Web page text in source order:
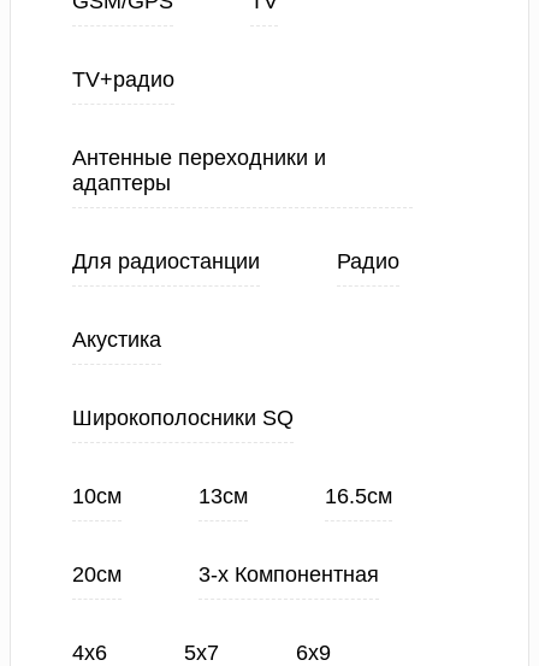
TV+радио
Антенные переходники и
адаптеры
Для радиостанции Радио
Акустика
Широкополосники SQ
10см 13см 16.5см
20см 3-х Компонентная
4х6 5х7 6х9